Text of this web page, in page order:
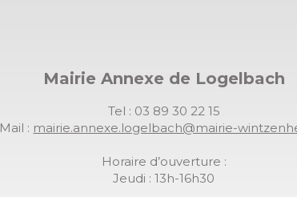
Mairie Annexe de Logelbach
Tel : 03 89 30 22 15
Mail : mairie.annexe.logelbach@mairie-
Horaire d’ouverture :
Jeudi : 13h-16h30